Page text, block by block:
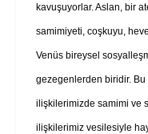
kavuşuyorlar. Aslan, bir
samimiyeti, coşkuyu,
Venüs bireysel
gezegenlerden biridir. Bu
ilişkilerimizde samimi ve
ilişkilerimiz vesilesiyle